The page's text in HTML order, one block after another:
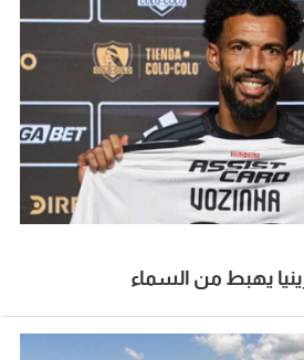
يهبط من السماء